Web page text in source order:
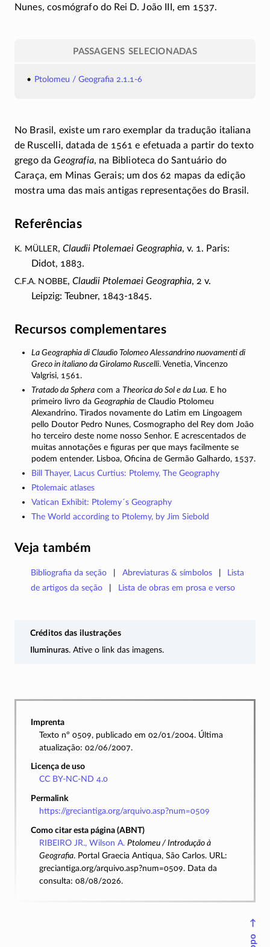
Nunes, cosmógrafo do Rei D. João III, em 1537.
PASSAGENS SELECIONADAS
Ptolomeu / Geografia 2.1.1-6
No Brasil, existe um raro exemplar da tradução italiana
de Ruscelli, datada de 1561 e efetuada a partir do texto
grego daGeografia, na Biblioteca do Santuário do
Caraça, em Minas Gerais; um dos 62 mapas da edição
mostra uma das mais antigas representações do Brasil.
Referências
K. Müller, Claudii Ptolemaei Geographia, v. 1. Paris:
Didot, 1883.
C.F.A. Nobbe,Claudii Ptolemaei Geographia, 2 v.
Leipzig: Teubner, 1843-1845.
Recursos complementares
La Geographia di Claudio Tolomeo Alessandrino nuovamenti di
Greco in italiano da Girolamo Ruscelli. Venetia, Vincenzo
Valgrisi, 1561.
Tratado da Sphera com a Theorica do Sol e da Lua. E ho
primeiro livro da Geographia de Claudio Ptolomeu
Alexandrino. Tirados novamente do Latim em Lingoagem
pello Doutor Pedro Nunes, Cosmographo del Rey dom João
ho terceiro deste nome nosso Senhor. E acrescentados de
muitas annotações e figuras per que mays facilmente se
podem entender. Lisboa, Oficina de Germão Galhardo, 1537.
Bill Thayer, Lacus Curtius: Ptolemy, The Geography
Ptolemaic atlases
Vatican Exhibit: Ptolemy´s Geography
The World according to Ptolemy, by Jim Siebold
Veja também
Bibliografia da seção Abreviaturas & símbolos
Lista
de artigos da seção
Lista de obras em prosa e verso
Créditos das ilustrações
Iluminuras. Ative o link das imagens.
Imprenta
Texto nº 0509, publicado em 02/01/2004. Última
atualização: 02/06/2007.
Licença de uso
CC BY-NC-ND 4.0
Permalink
https://greciantiga.org/arquivo.asp?num=0509
Como citar esta página (ABNT)
RIBEIRO JR., Wilson A. Ptolomeu / Introdução à
Geografia. Portal Graecia Antiqua, São Carlos. URL:
greciantiga.org/arquivo.asp?num=0509. Data da
consulta: 08/08/2026.
↑